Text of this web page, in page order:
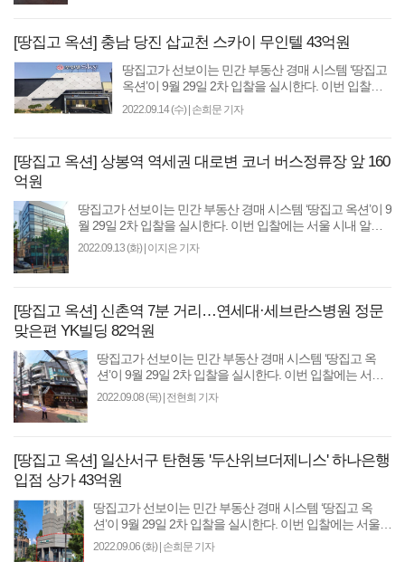
[땅집고 옥션] 충남 당진 삽교천 스카이 무인텔 43억원
땅집고가 선보이는 민간 부동산 경매 시스템 ‘땅집고
옥션’이 9월 29일 2차 입찰을 실시한다. 이번 입찰에
는 서울 시내 알짜 빌딩 등 최저입찰가 기준 총 1133
억원 규모..
2022.09.14 (수)| 손희문 기자
[땅집고 옥션] 상봉역 역세권 대로변 코너 버스정류장 앞 160
억원
땅집고가 선보이는 민간 부동산 경매 시스템 ‘땅집고 옥션’이 9
월 29일 2차 입찰을 실시한다. 이번 입찰에는 서울 시내 알짜
빌딩 등 최저입찰가 기준 총 1133억원 규모..
2022.09.13 (화)| 이지은 기자
[땅집고 옥션] 신촌역 7분 거리…연세대·세브란스병원 정문
맞은편 YK빌딩 82억원
땅집고가 선보이는 민간 부동산 경매 시스템 ‘땅집고 옥
션’이 9월 29일 2차 입찰을 실시한다. 이번 입찰에는 서울
시내 알짜 빌딩 등 최저입찰가 기준 총 1133억원 규모..
2022.09.08 (목)| 전현희 기자
[땅집고 옥션] 일산서구 탄현동 '두산위브더제니스' 하나은행
입점 상가 43억원
땅집고가 선보이는 민간 부동산 경매 시스템 ‘땅집고 옥
션’이 9월 29일 2차 입찰을 실시한다. 이번 입찰에는 서울
시내 알짜 빌딩 등 최저입찰가 기준 총 1133억원 규모..
2022.09.06 (화)| 손희문 기자